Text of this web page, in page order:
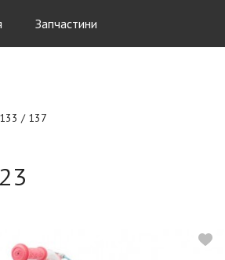
Запчастини
133 / 137